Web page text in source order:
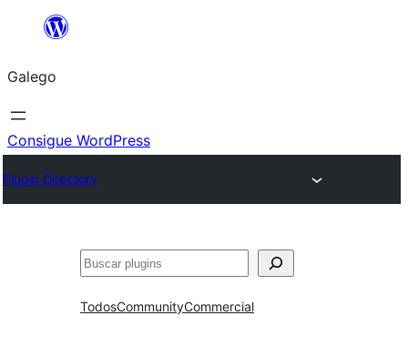
Saltar
contido
Galego
Consigue WordPress
Plugin Directory
Buscar
TodosCommunityCommercial